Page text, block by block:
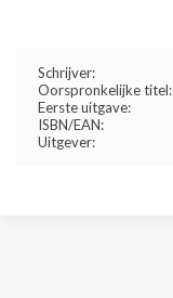
Schrijver:
Oorspronkelijke titel:
Eerste uitgave:
ISBN/EAN:
Uitgever: